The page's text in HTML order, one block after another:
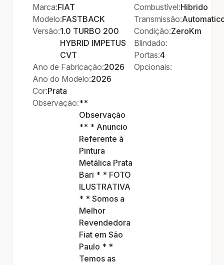
Marca:FIAT
Modelo:FASTBACK
Versão:1.0 TURBO 200
HYBRID IMPETUS
CVT
Ano de Fabricação:2026
Ano do Modelo:2026
Cor:Prata
Observação:**
Observação
** * Anuncio
Referente à
Pintura
Metálica Prata
Bari * * FOTO
ILUSTRATIVA
* * Somos a
Melhor
Revendedora
Fiat em São
Paulo * *
Temos as
Combustível:Hibrido
Transmissão:
Condição:ZeroKm
Blindado:
Portas:4
Opcionais: